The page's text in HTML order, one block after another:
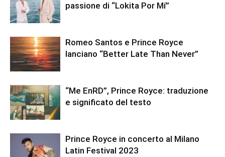
passione di “Lokita Por Mí”
Romeo Santos e Prince Royce
lanciano “Better Late Than Never”
“Me EnRD”, Prince Royce: traduzione
e significato del testo
Prince Royce in concerto al Milano
Latin Festival 2023